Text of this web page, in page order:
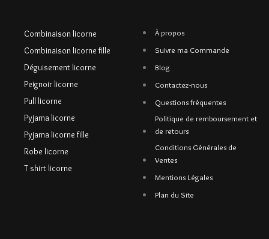
Combinaison licorne
Combinaison licorne fille
Déguisement licorne
Peignoir licorne
Pull licorne
Pyjama licorne
Pyjama licorne fille
Robe licorne
T shirt licorne
À propos
Suivre ma Commande
Blog
Contactez-nous
Questions fréquentes
Politique de remboursement et
de retours
Conditions Générales de
Ventes
Mentions Légales
Plan du Site